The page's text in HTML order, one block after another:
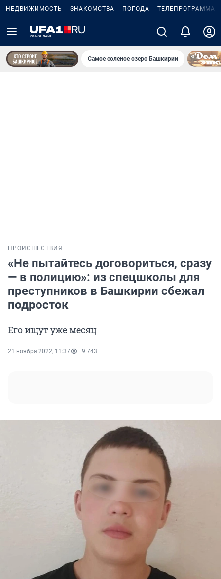
НЕДВИЖИМОСТЬ ЗНАКОМСТВА ПОГОДА ТЕЛЕПРОГРАММА
Самое соленое озеро Башкирии
ПРОИСШЕСТВИЯ
«Не пытайтесь договориться, сразу
— в полицию»: из спецшколы для
преступников в Башкирии сбежал
подросток
Его ищут уже месяц
21 ноября 2022, 11:37 9 743